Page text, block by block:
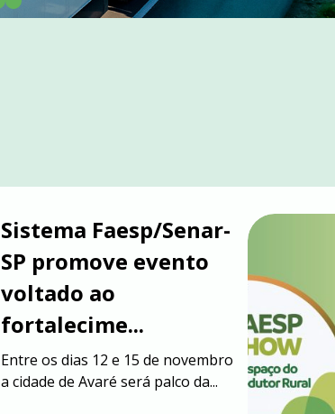
Sistema Faesp/Senar-
SP promove evento
voltado ao
fortalecime...
Entre os dias 12 e 15 de novembro
a cidade de Avaré será palco da...